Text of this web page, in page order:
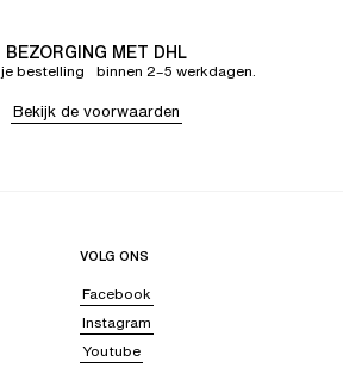
BEZORGING MET DHL
bestelling binnen 2–5 werkdagen.
Bekijk de voorwaarden
VOLG ONS
Facebook
Instagram
Youtube